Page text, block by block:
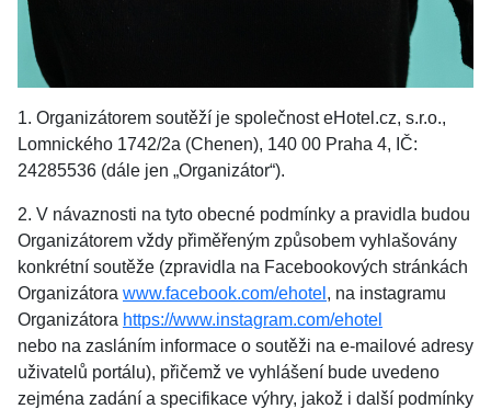
1. Organizátorem soutěží je společnost eHotel.cz, s.r.o.,
Lomnického 1742/2a (Chenen), 140 00 Praha 4, IČ:
24285536 (dále jen „Organizátor“).
2. V návaznosti na tyto obecné podmínky a pravidla budou
Organizátorem vždy přiměřeným způsobem vyhlašovány
konkrétní soutěže (zpravidla na Facebookových stránkách
Organizátora www.facebook.com/ehotel , na instagramu
Organizátora https://www.instagram.com/ehotel
nebo na zasláním informace o soutěži na e‑mailové adresy
uživatelů portálu), přičemž ve vyhlášení bude uvedeno
zejména zadání a specifikace výhry, jakož i další podmínky